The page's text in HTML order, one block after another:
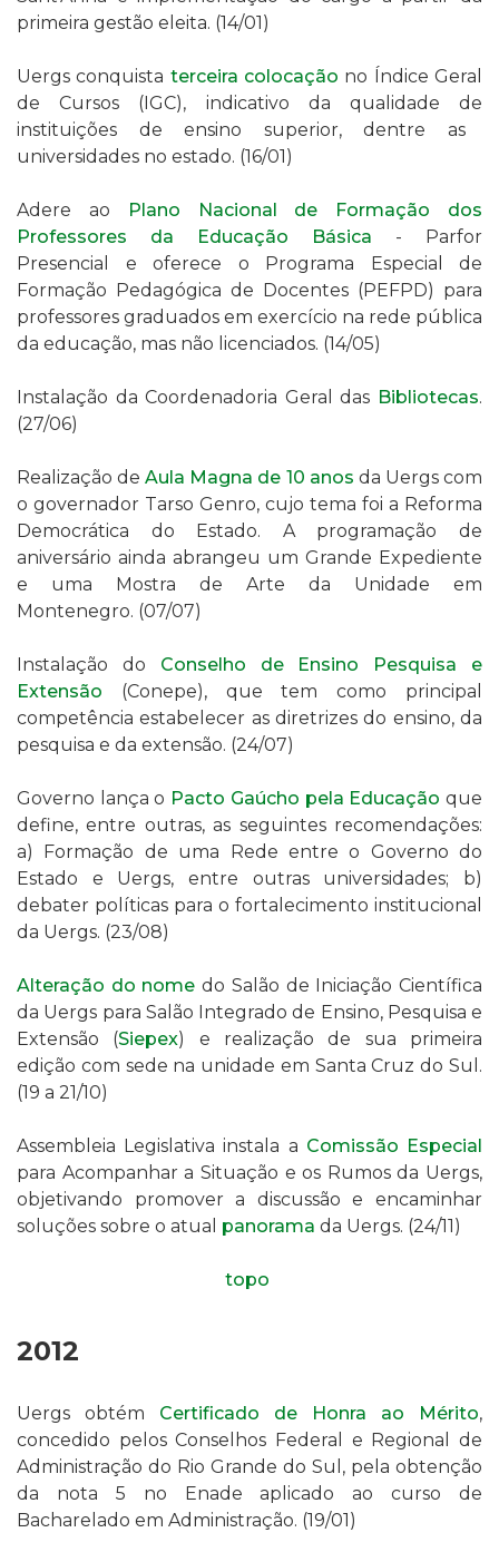
primeira gestão eleita. (14/01)
Uergs conquista terceira colocação no Índice Geral
de Cursos (IGC), indicativo da qualidade de
instituições de ensino superior, dentre as
universidades no estado. (16/01)
Adere ao
Plano Nacional de Formação dos
Professores da Educação Básica - Parfor
Presencial e oferece o Programa Especial de
Formação Pedagógica de Docentes (PEFPD) para
professores graduados em exercício na rede pública
da educação, mas não licenciados. (14/05)
Instalação da Coordenadoria Geral das Bibliotecas.
(27/06)
Realização deAula Magna de 10 anos da Uergs com
o governador Tarso Genro, cujo tema foi a Reforma
Democrática do Estado. A programação de
aniversário ainda abrangeu um Grande Expediente
e uma Mostra de Arte da Unidade em
Montenegro. (07/07)
Instalação do Conselho de Ensino Pesquisa e
Extensão (Conepe), que tem como principal
competência estabelecer as diretrizes do ensino, da
pesquisa e da extensão. (24/07)
Governo lança o Pacto Gaúcho pela Educação que
define, entre outras, as seguintes recomendações:
a) Formação de uma Rede entre o Governo do
Estado e Uergs, entre outras universidades; b)
debater políticas para o fortalecimento institucional
da Uergs. (23/08)
Alteração do nome do Salão de Iniciação Científica
da Uergs para Salão Integrado de Ensino, Pesquisa e
Extensão
(Siepex) e realização de sua primeira
edição com sede na unidade em Santa Cruz do Sul .
(19 a 21/10)
Assembleia Legislativa instala a Comissão Especial
para Acompanhar a Situação e os Rumos da Uergs,
objetivando promover a discussão e encaminhar
soluções sobre o atual panorama da Uergs. (24/11)
topo
2012
Uergs obtém Certificado de Honra ao Mérito,
concedido pelosConselhos Federal e Regional de
Administração do Rio Grande do Sul, pela obtenção
da nota 5 no Enade aplicadoao curso de
Bacharelado em Administração. (19/01)